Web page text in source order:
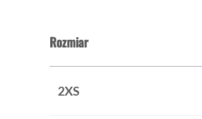
Rozmiar
2XS